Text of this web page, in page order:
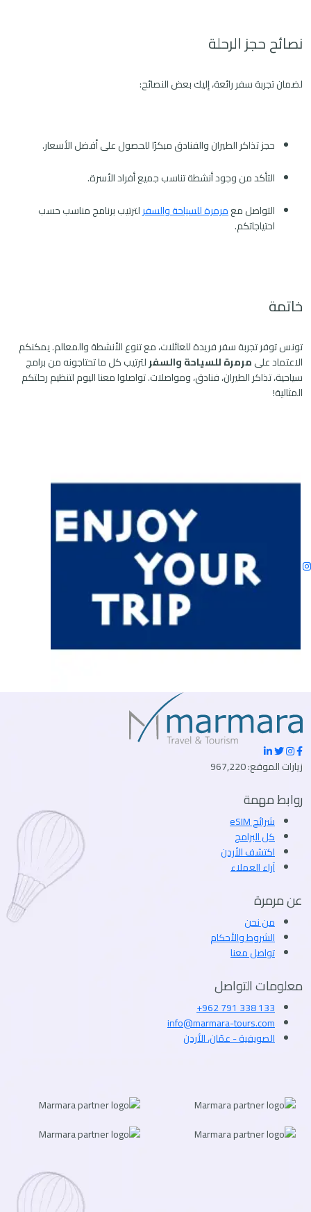
نصائح حجز الرحلة
لضمان تجربة سفر رائعة، إليك بعض النصائح:
حجز تذاكر الطيران والفنادق مبكرًا للحصول على أفضل الأسعار.
التأكد من وجود أنشطة تناسب جميع أفراد الأسرة.
التواصل معمرمرة للسياحة والسفرلترتيب برنامج مناسب حسب
احتياجاتكم.
خاتمة
تونس توفر تجربة سفر فريدة للعائلات، مع تنوع الأنشطة والمعالم. يمكنكم
الاعتماد علىمرمرة للسياحة والسفرلترتيب كل ما تحتاجونه من برامج
سياحية، تذاكر الطيران، فنادق، ومواصلات. تواصلوا معنا اليوم لتنظيم رحلتكم
المثالية!
زيارات الموقع: 967,220
روابط مهمة
شرائح eSIM
كل البرامج
اكتشف الأردن
آراء العملاء
عن مرمرة
من نحن
الشروط والأحكام
تواصل معنا
معلومات التواصل
+962 791 338 133
info@marmara-tours.com
الصويفية - عمّان، الأردن